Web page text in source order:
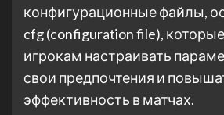
конфигурационные файлы,
cfg (configuration file),
игрокам настраивать
свои предпочтения и
эффективность в матчах.